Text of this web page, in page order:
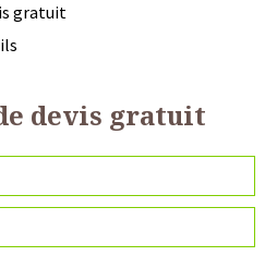
gratuit
devis gratuit